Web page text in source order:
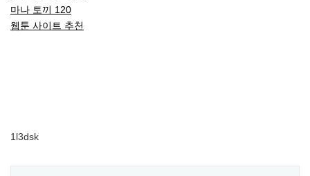
마나 토끼 120
웹툰 사이트 추천
1l3dsk